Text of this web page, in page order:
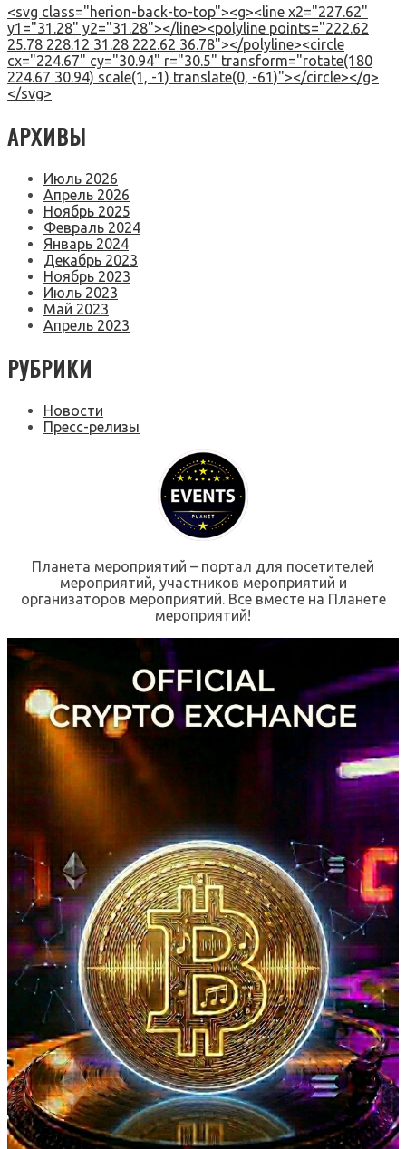
<svg class="herion-back-to-top"><g><line x2="227.62"
y1="31.28" y2="31.28"></line><polyline points="222.62
25.78 228.12 31.28 222.62 36.78"></polyline><circle
cx="224.67" cy="30.94" r="30.5" transform="rotate(180
224.67 30.94) scale(1, -1) translate(0, -61)"></circle></g>
</svg>
АРХИВЫ
Июль 2026
Апрель 2026
Ноябрь 2025
Февраль 2024
Январь 2024
Декабрь 2023
Ноябрь 2023
Июль 2023
Май 2023
Апрель 2023
РУБРИКИ
Новости
Пресс-релизы
Планета мероприятий – портал для посетителей
мероприятий, участников мероприятий и
организаторов мероприятий. Все вместе на Планете
мероприятий!